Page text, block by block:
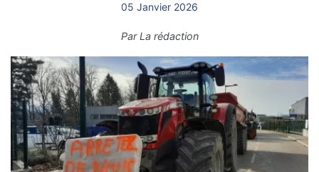
05 Janvier 2026
ParLa rédaction